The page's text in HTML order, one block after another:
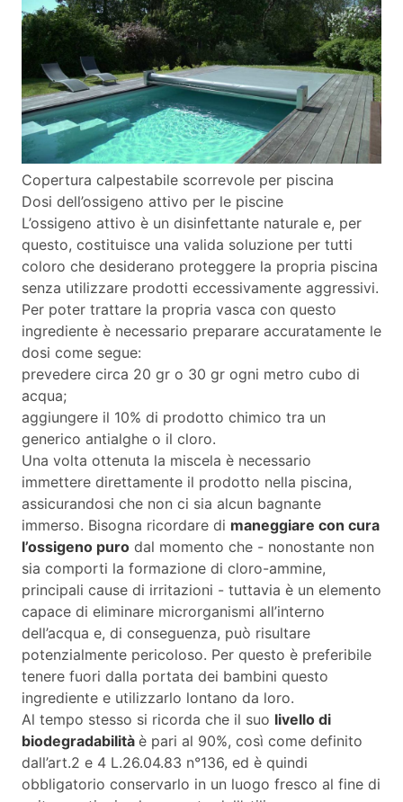
Copertura calpestabile scorrevole per piscina
Dosi dell’ossigeno attivo per le piscine
L’ossigeno attivo è un disinfettante naturale e, per
questo, costituisce una valida soluzione per tutti
coloro che desiderano proteggere la propria piscina
senza utilizzare prodotti eccessivamente aggressivi.
Per poter trattare la propria vasca con questo
ingrediente è necessario preparare accuratamente le
dosi come segue:
prevedere circa 20 gr o 30 gr ogni metro cubo di
acqua;
aggiungere il 10% di prodotto chimico tra un
generico antialghe o il cloro.
Una volta ottenuta la miscela è necessario
immettere direttamente il prodotto nella piscina,
assicurandosi che non ci sia alcun bagnante
immerso. Bisogna ricordare di maneggiare con cura
l’ossigeno puro dal momento che - nonostante non
sia comporti la formazione di cloro-ammine,
principali cause di irritazioni - tuttavia è un elemento
capace di eliminare microrganismi all’interno
dell’acqua e, di conseguenza, può risultare
potenzialmente pericoloso. Per questo è preferibile
tenere fuori dalla portata dei bambini questo
ingrediente e utilizzarlo lontano da loro.
Al tempo stesso si ricorda che il suo livello di
biodegradabilità è pari al 90%, così come definito
dall’art.2 e 4 L.26.04.83 n°136, ed è quindi
obbligatorio conservarlo in un luogo fresco al fine di